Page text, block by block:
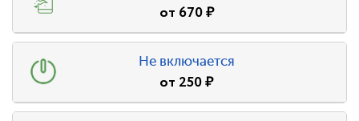
от 670₽
Не включается
от 250₽